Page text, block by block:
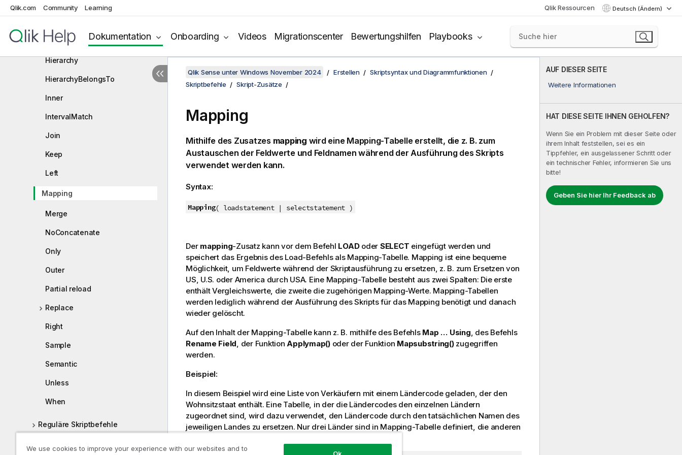
Qlik.com Community Learning Qlik Ressourcen Deutsch (Ändern)
Dokumentation Onboarding Videos Migrationscenter Bewertungshilfen Playbooks
Crosstable
Generic
Hierarchy
HierarchyBelongsTo
Inner
IntervalMatch
Join
Keep
Left
Mapping
Merge
NoConcatenate
Only
Outer
Partial reload
Replace
Right
Sample
Semantic
Unless
When
Reguläre Skriptbefehle
AUF DIESER SEITE
Weitere Informationen
HAT DIESE SEITE IHNEN GEHOLFEN?
Wenn Sie ein Problem mit dieser Seite oder
ihrem Inhalt feststellen, sei es ein
Tippfehler, ein ausgelassener Schritt oder
ein technischer Fehler, informieren Sie uns
bitte!
Geben Sie hier Ihr Feedback ab
Qlik Sense unter Windows November 2024 Erstellen
Skriptsyntax und Diagrammfunktionen
Skriptbefehle
Skript-Zusätze
Mapping
Mithilfe des Zusatzes mapping wird eine Mapping-Tabelle erstellt, die z. B. zum
Austauschen der Feldwerte und Feldnamen während der Ausführung des Skripts
verwendet werden kann.
Syntax:
Mapping( loadstatement | selectstatement )
Der mapping-Zusatz kann vor dem Befehl LOADoder SELECT eingefügt werden und
speichert das Ergebnis des Load-Befehls als Mapping-Tabelle. Mapping ist eine bequeme
Möglichkeit, um Feldwerte während der Skriptausführung zu ersetzen, z. B. zum Ersetzen von
US, U.S. oder America durch USA. Eine Mapping-Tabelle besteht aus zwei Spalten: Die erste
enthält Vergleichswerte, die zweite die zugehörigen Mapping-Werte. Mapping-Tabellen
werden lediglich während der Ausführung des Skripts für das Mapping benötigt und danach
wieder gelöscht.
Auf den Inhalt der Mapping-Tabelle kann z. B. mithilfe des Befehls Map … Using , des Befehls
Rename Field , der Funktion Applymap()oder der Funktion Mapsubstring()zugegriffen
werden.
Beispiel:
In diesem Beispiel wird eine Liste von Verkäufern mit einem Ländercode geladen, der den
Wohnsitzstaat enthält. Eine Tabelle, in der die Ländercodes den einzelnen Ländern
zugeordnet sind, wird dazu verwendet, den Ländercode durch den tatsächlichen Namen des
jeweiligen Landes zu ersetzen. Nur drei Länder sind in Mapping-Tabelle definiert, die anderen
We use cookies to improve your experience with our websites and to